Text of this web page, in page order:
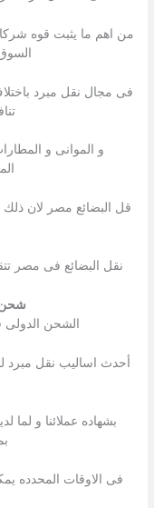
من اھم ما یثبت قوه
فى مجال نقل مبرد
و الموانى و
قل البضائع مصر لان ذلك
نقل البضائع فى مصر
شحن
الشحن الدولى
بشھاده عملائنا و لما
فى الاوقات المحدده